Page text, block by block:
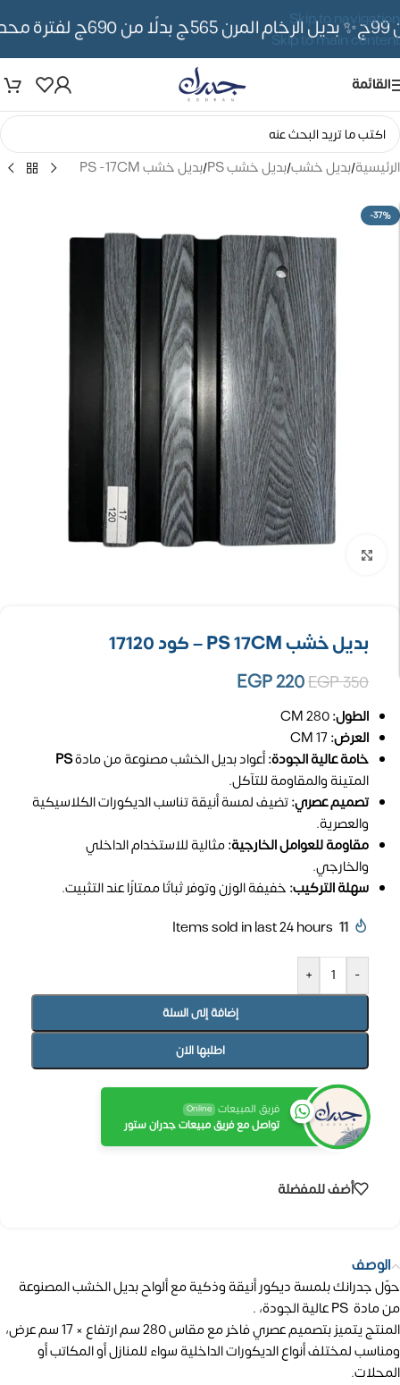
Skip to navigation
Skip to main content
✨ بديل الرخام المرن 565ج بدلًا من 690ج لفترة محدوده
القائمة
الرئيسية/بديل خشب/بديل خشب PS /بديل خشب PS -17CM
-37%
بديل خشب PS 17CM – كود 17120
EGP350
EGP220
الطول:
العرض:
خامة عالية الجودة:أعواد بديل الخشب مصنوعة من مادةPS
المتينة والمقاومة للتآكل.
تصميم عصري:تضيف لمسة أنيقة تناسب الديكورات الكلاسيكية
والعصرية.
مقاومة للعوامل الخارجية:مثالية للاستخدام الداخلي
والخارجي.
سهلة التركيب: خفيفة الوزن وتوفر ثباتًا ممتازًا عند التثبيت.
11
Items sold in last 24 hours
-
+
إضافة إلى السلة
اطلبها الان
فريق المبيعات Online
تواصل مع فريق مبيعات جدران ستور
أضف للمفضلة
الوصف
حوّل جدرانك بلمسة ديكور أنيقة وذكية مع ألواح بديل الخشب المصنوعة
من مادة PS عالية الجودة، .
المنتج يتميز بتصميم عصري فاخر مع مقاس 280 سم ارتفاع × 17 سم عرض،
ومناسب لمختلف أنواع الديكورات الداخلية سواء للمنازل أو المكاتب أو
المحلات.